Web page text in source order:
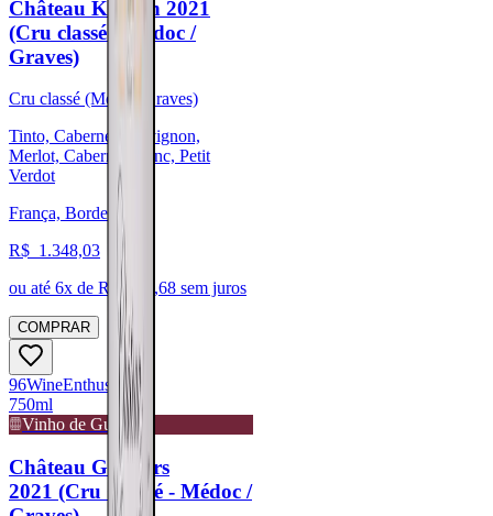
Château Kirwan 2021
(Cru classé - Médoc /
Graves)
Cru classé (Médoc/Graves)
Tinto, Cabernet Sauvignon,
Merlot, Cabernet Franc, Petit
Verdot
França, Bordeaux
R$ 1.348,03
ou até 6x de R$ 224,68 sem juros
COMPRAR
96WineEnthusiast
750ml
Vinho de Guarda
Château Giscours
2021 (Cru Classé - Médoc /